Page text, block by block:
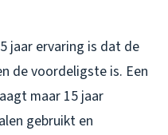
jaar ervaring is dat de
de voordeligste is. Een
maar 15 jaar
gebruikt en